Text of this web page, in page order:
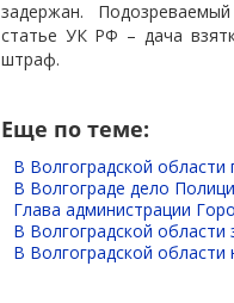
задержан. Подозреваемый
статье УК РФ – дача
штраф.
Еще по теме:
В Волгоградской
В Волгограде дело
Глава администрации
В Волгоградской
В Волгоградской области